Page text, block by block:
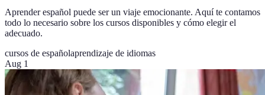
Aprender español puede ser un viaje emocionante. Aquí te contamos
todo lo necesario sobre los cursos disponibles y cómo elegir el
adecuado.
cursos de españolaprendizaje de idiomas
Aug 1